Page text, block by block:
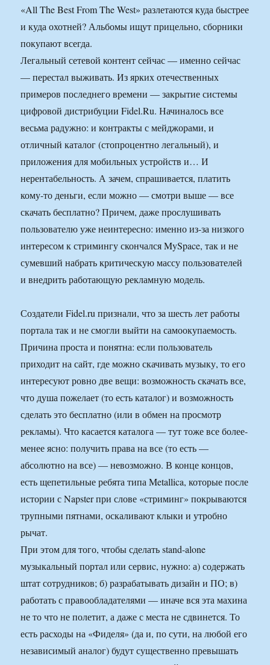
«All The Best From The West» разлетаются куда быстрее
и куда охотней? Альбомы ищут прицельно, сборники
покупают всегда.
Легальный сетевой контент сейчас — именно сейчас
— перестал выживать. Из ярких отечественных
примеров последнего времени — закрытие системы
цифровой дистрибуции Fidel.Ru. Начиналось все
весьма радужно: и контракты с мейджорами, и
отличный каталог (стопроцентно легальный), и
приложения для мобильных устройств и… И
нерентабельность. А зачем, спрашивается, платить
кому-то деньги, если можно — смотри выше — все
скачать бесплатно? Причем, даже прослушивать
пользователю уже неинтересно: именно из-за низкого
интересом к стримингу скончался MySpace, так и не
сумевший набрать критическую массу пользователей
и внедрить работающую рекламную модель.
Создатели Fidel.ru признали, что за шесть лет работы
портала так и не смогли выйти на самоокупаемость.
Причина проста и понятна: если пользователь
приходит на сайт, где можно скачивать музыку, то его
интересуют ровно две вещи: возможность скачать все,
что душа пожелает (то есть каталог) и возможность
сделать это бесплатно (или в обмен на просмотр
рекламы). Что касается каталога — тут тоже все более-
менее ясно: получить права на все (то есть —
абсолютно на все) — невозможно. В конце концов,
есть щепетильные ребята типа Metallica, которые после
истории с Napster при слове «стриминг» покрываются
трупными пятнами, оскаливают клыки и утробно
рычат.
При этом для того, чтобы сделать stand-alone
музыкальный портал или сервиc, нужно: а) содержать
штат сотрудников; б) разрабатывать дизайн и ПО; в)
работать с правообладателями — иначе вся эта махина
не то что не полетит, а даже с места не сдвинется. То
есть расходы на «Фиделя» (да и, по сути, на любой его
независимый аналог) будут существенно превышать